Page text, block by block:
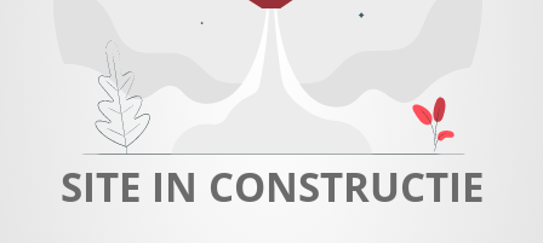
SITE IN CONSTRUCTIE